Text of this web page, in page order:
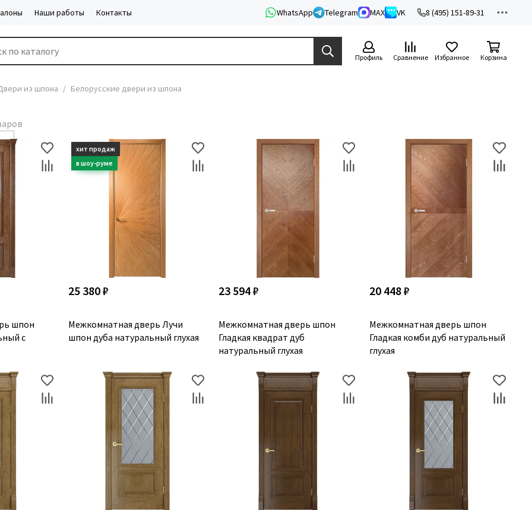
Наши работы Контакты WhatsApp Telegram MAX VK 8 (495) 151-89-31
Профиль Сравнение Избранное Корзина
из шпона Белорусские двери из шпона
шпон
с
25 380 ₽
Межкомнатная дверь Лучи
шпон дуба натуральный глухая
23 594 ₽
Межкомнатная дверь шпон
Гладкая квадрат дуб
натуральный глухая
20 448 ₽
Межкомнатная дверь шпон
Гладкая комби дуб натуральный
глухая